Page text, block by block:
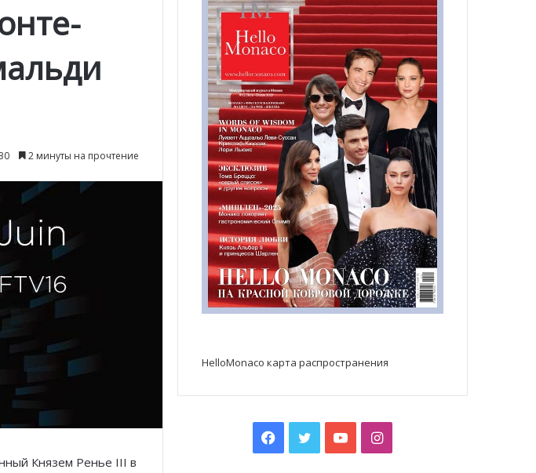
2 минуты на прочтение
Князем Ренье III в
HelloMonaco карта распространения
Facebook
TwitterYouTubeInstagram